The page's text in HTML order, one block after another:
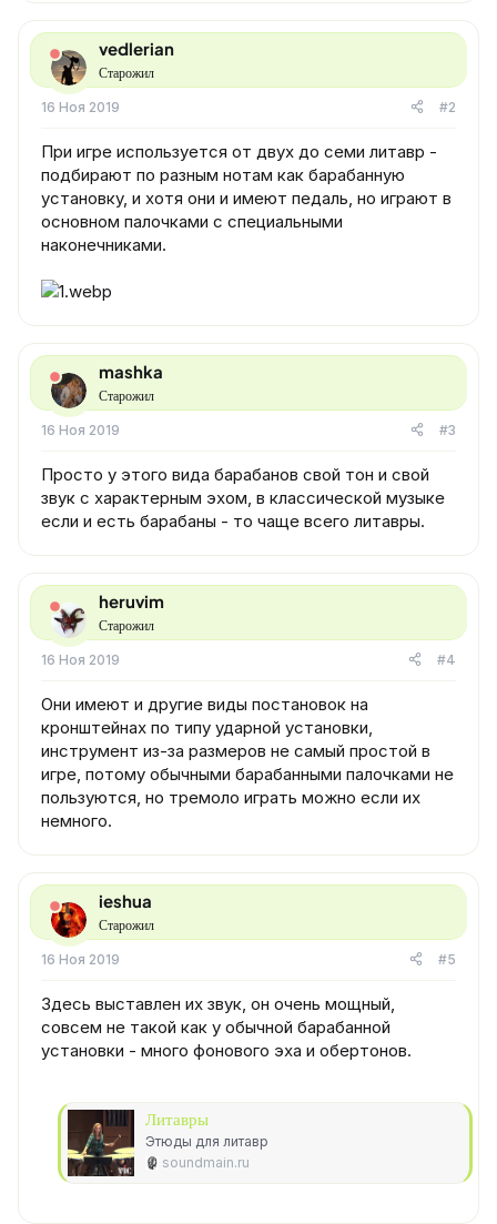
vedlerian
Старожил
16 Ноя 2019 #2
При игре используется от двух до семи литавр -
подбирают по разным нотам как барабанную
установку, и хотя они и имеют педаль, но играют в
основном палочками с специальными
наконечниками.
mashka
Старожил
16 Ноя 2019 #3
Просто у этого вида барабанов свой тон и свой
звук с характерным эхом, в классической музыке
если и есть барабаны - то чаще всего литавры.
heruvim
Старожил
16 Ноя 2019 #4
Они имеют и другие виды постановок на
кронштейнах по типу ударной установки,
инструмент из-за размеров не самый простой в
игре, потому обычными барабанными палочками не
пользуются, но тремоло играть можно если их
немного.
ieshua
Старожил
16 Ноя 2019 #5
Здесь выставлен их звук, он очень мощный,
совсем не такой как у обычной барабанной
установки - много фонового эха и обертонов.
Литавры
Этюды для литавр
soundmain.ru